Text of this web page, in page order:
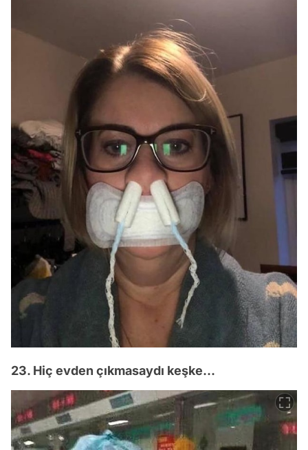
23. Hiç evden çıkmasaydı keşke...